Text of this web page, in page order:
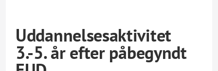
Uddannelsesaktivitet
3.-5. år efter påbegyndt